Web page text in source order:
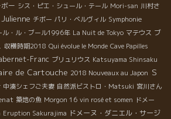
ー シス・ピエ・シュール・テール Mori-san 川村さ
チボー パリ・ベルヴィル Symphonie
ル・ル・ブール1996年 La Nuit de Tokyo マテウス ブ
収穫時期2018 Qui évolue le Monde Cave Papilles
Franc ブリュリウス Katsuyama Shinsaku
de Cartouche 2018 Nouveaux au Japon Ｓ
中湊シェフご夫妻 自然派ビストロ・Matsuki 宮川さん
築地の魚 Morgon 16 vin rosé et somen ドメー
Eruption Sakurajima ドメーヌ・ダニエル・サージ